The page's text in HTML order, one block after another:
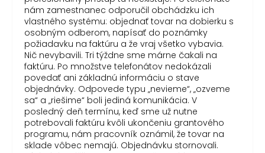
nám zamestnanec odporučil obchádzku ich
vlastného systému: objednať tovar na dobierku s
osobným odberom, napísať do poznámky
požiadavku na faktúru a že vraj všetko vybavia.
Nič nevybavili. Tri týždne sme márne čakali na
faktúru. Po množstve telefonátov nedokázali
povedať ani základnú informáciu o stave
objednávky. Odpovede typu „nevieme“, „ozveme
sa“ a „riešime“ boli jediná komunikácia. V
posledný deň termínu, keď sme už nutne
potrebovali faktúru kvôli ukončeniu grantového
programu, nám pracovník oznámil, že tovar na
sklade vôbec nemajú. Objednávku stornovali.